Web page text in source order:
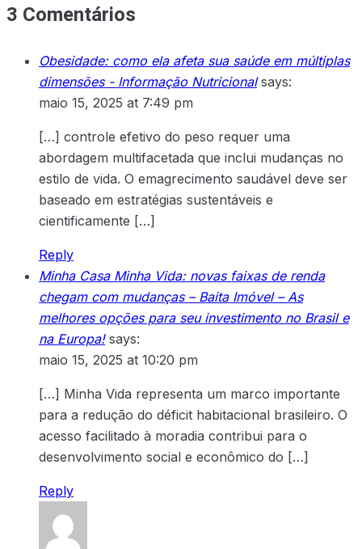
3 Comentários
Obesidade: como ela afeta sua saúde em múltiplas
dimensões - Informação Nutricional says:
maio 15, 2025 at 7:49 pm
[…] controle efetivo do peso requer uma
abordagem multifacetada que inclui mudanças no
estilo de vida. O emagrecimento saudável deve ser
baseado em estratégias sustentáveis e
cientificamente […]
Reply
Minha Casa Minha Vida: novas faixas de renda
chegam com mudanças – Baita Imóvel – As
melhores opções para seu investimento no Brasil e
na Europa! says:
maio 15, 2025 at 10:20 pm
[…] Minha Vida representa um marco importante
para a redução do déficit habitacional brasileiro. O
acesso facilitado à moradia contribui para o
desenvolvimento social e econômico do […]
Reply